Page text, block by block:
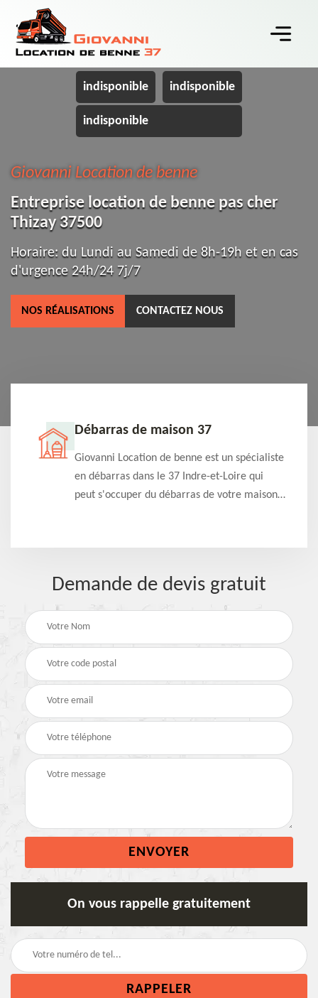
indisponible indisponible
indisponible
Giovanni Location de benne
Entreprise location de benne pas cher
Thizay 37500
Horaire: du Lundi au Samedi de 8h-19h et en cas
d'urgence 24h/24 7j/7
NOS RÉALISATIONS CONTACTEZ NOUS
Débarras de maison 37
Giovanni Location de benne est un spécialiste
en débarras dans le 37 Indre-et-Loire qui
peut s'occuper du débarras de votre maison
Demande de devis gratuit
On vous rappelle gratuitement